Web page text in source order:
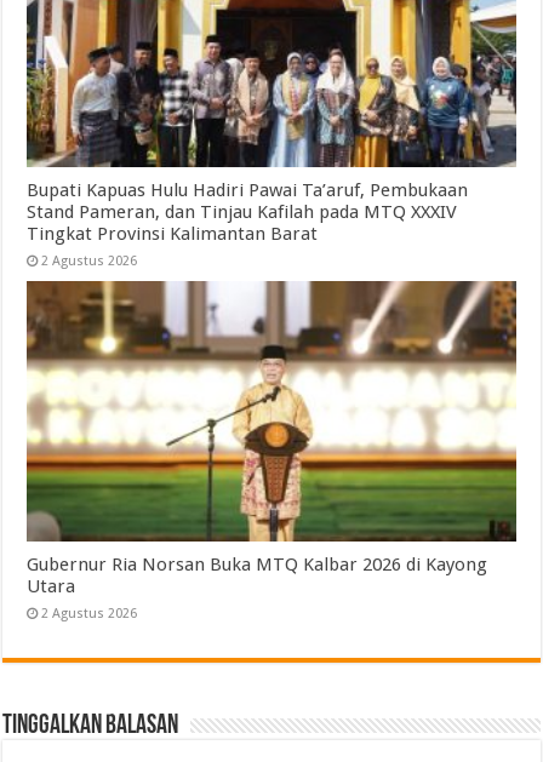
Bupati Kapuas Hulu Hadiri Pawai Ta’aruf, Pembukaan
Stand Pameran, dan Tinjau Kafilah pada MTQ XXXIV
Tingkat Provinsi Kalimantan Barat
2 Agustus 2026
Gubernur Ria Norsan Buka MTQ Kalbar 2026 di Kayong
Utara
2 Agustus 2026
Tinggalkan Balasan